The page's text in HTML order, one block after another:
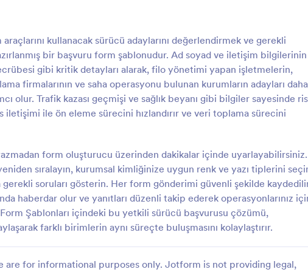
kullanacak sürücü adaylarını değerlendirmek ve gerekli
bir başvuru form şablonudur. Ad soyad ve iletişim bilgilerinin
gibi kritik detayları alarak, filo yönetimi yapan işletmelerin,
firmalarının ve saha operasyonu bulunan kurumların adayları daha
olur. Trafik kazası geçmişi ve sağlık beyanı gibi bilgiler sayesinde
ile ön eleme sürecini hızlandırır ve veri toplama sürecini
form oluşturucu üzerinden dakikalar içinde uyarlayabilirsiniz.
sıralayın, kurumsal kimliğinize uygun renk ve yazı tiplerini
gerekli soruları gösterin. Her form gönderimi güvenli şekilde
haberdar olur ve yanıtları düzenli takip ederek operasyonlarınız
Şablonları içindeki bu yetkili sürücü başvurusu çözümü,
farklı birimlerin aynı süreçte buluşmasını kolaylaştırır.
are for informational purposes only. Jotform is not providing legal,
Şirket Aracı Ve Sürücü Bilgileri Anketi 🚗
toplayın, filo yönetimini
ve Jotform üzerinden form
düzenli şekilde takip edin.
to Category:
Yönetimi Formları
Şablon Kullan
:
Okul Servisi Sürücüsü
Formu ile servis sürücülerinin
dakiklik, öğrenci iletişimi, araç
durum hazırlığını düzenli veri
izleyin ve Jotform üzerinden
değerlendirmeleri tek yerde
Go to Category:
Sürücü Formları
Şablon Kullan